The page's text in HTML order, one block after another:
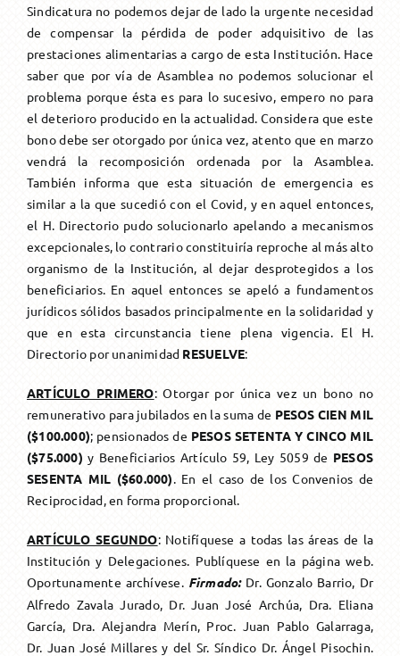
Sindicatura no podemos dejar de lado la urgente necesidad
de compensar la pérdida de poder adquisitivo de las
prestaciones alimentarias a cargo de esta Institución. Hace
saber que por vía de Asamblea no podemos solucionar el
problema porque ésta es para lo sucesivo, empero no para
el deterioro producido en la actualidad. Considera que este
bono debe ser otorgado por única vez, atento que en marzo
vendrá la recomposición ordenada por la Asamblea.
También informa que esta situación de emergencia es
similar a la que sucedió con el Covid, y en aquel entonces,
el H. Directorio pudo solucionarlo apelando a mecanismos
excepcionales, lo contrario constituiría reproche al más alto
organismo de la Institución, al dejar desprotegidos a los
beneficiarios. En aquel entonces se apeló a fundamentos
jurídicos sólidos basados principalmente en la solidaridad y
que en esta circunstancia tiene plena vigencia. El H.
Directorio por unanimidad RESUELVE:
ARTÍCULO PRIMERO: Otorgar por única vez un bono no
remunerativo para jubilados en la suma de PESOS CIEN MIL
($100.000); pensionados de PESOS SETENTA Y CINCO MIL
($75.000) y Beneficiarios Artículo 59, Ley 5059 de PESOS
SESENTA MIL ($60.000) . En el caso de los Convenios de
Reciprocidad, en forma proporcional.
ARTÍCULO SEGUNDO: Notifíquese a todas las áreas de la
Institución y Delegaciones. Publíquese en la página web.
Oportunamente archívese. Firmado:Dr. Gonzalo Barrio, Dr
Alfredo Zavala Jurado, Dr. Juan José Archúa, Dra. Eliana
García, Dra. Alejandra Merín, Proc. Juan Pablo Galarraga,
Dr. Juan José Millares y del Sr. Síndico Dr. Ángel Pisochin.